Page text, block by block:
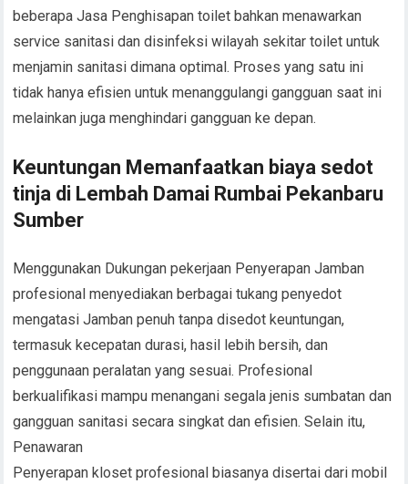
beberapa Jasa Penghisapan toilet bahkan menawarkan
service sanitasi dan disinfeksi wilayah sekitar toilet untuk
menjamin sanitasi dimana optimal. Proses yang satu ini
tidak hanya efisien untuk menanggulangi gangguan saat ini
melainkan juga menghindari gangguan ke depan.
Keuntungan Memanfaatkan biaya sedot
tinja di Lembah Damai Rumbai Pekanbaru
Sumber
Menggunakan Dukungan pekerjaan Penyerapan Jamban
profesional menyediakan berbagai tukang penyedot
mengatasi Jamban penuh tanpa disedot keuntungan,
termasuk kecepatan durasi, hasil lebih bersih, dan
penggunaan peralatan yang sesuai. Profesional
berkualifikasi mampu menangani segala jenis sumbatan dan
gangguan sanitasi secara singkat dan efisien. Selain itu,
Penawaran
Penyerapan kloset profesional biasanya disertai dari mobil